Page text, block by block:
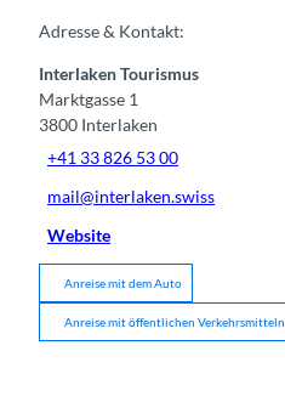
Adresse & Kontakt:
Interlaken Tourismus
Marktgasse 1
3800 Interlaken
+41 33 826 53 00
mail@interlaken.swiss
Website
Anreise mit dem Auto
Anreise mit öffentlichen Verkehrsmitteln